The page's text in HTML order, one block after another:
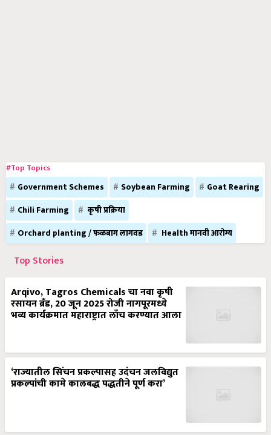
#Top Topics
Government Schemes Soybean Farming
Goat Rearing
Chili Farming
कृषी प्रक्रिया
Orchard planting / फळबाग लागवड
Health मानवी आरोग्य
Top Stories
Arqivo, Tagros Chemicals चा नवा कृषी
रसायन ब्रँड, 20 जून 2025 रोजी नागपूरमध्ये
भव्य कार्यक्रमात महाराष्ट्रात लाँच करण्यात आला
‘राज्यातील सिंचन प्रकल्पासह उदंचन जलविद्युत
प्रकल्पांची कामे कालबद्ध पद्धतीने पूर्ण करा’